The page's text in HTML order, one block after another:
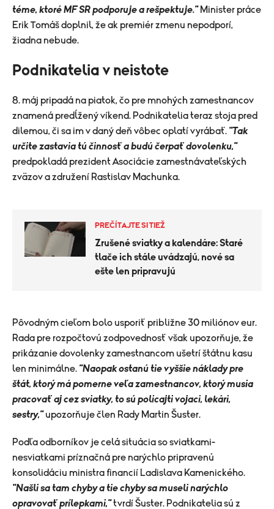
téme, ktoré MF SR podporuje a rešpektuje." Minister práce
Erik Tomáš doplnil, že ak premiér zmenu nepodporí,
žiadna nebude.
Podnikatelia v neistote
8. máj pripadá na piatok, čo pre mnohých zamestnancov
znamená predĺžený víkend. Podnikatelia teraz stoja pred
dilemou, či sa im v daný deň vôbec oplatí vyrábať. "Tak
určite zastavia tú činnosť a budú čerpať dovolenku,"
predpokladá prezident Asociácie zamestnávateľských
zväzov a združení Rastislav Machunka.
PREČÍTAJTE SI TIEŽ
Zrušené sviatky a kalendáre: Staré
tlače ich stále uvádzajú, nové sa
ešte len pripravujú
Pôvodným cieľom bolo usporiť približne 30 miliónov eur.
Rada pre rozpočtovú zodpovednosť však upozorňuje, že
prikázanie dovolenky zamestnancom ušetrí štátnu kasu
len minimálne. "Naopak ostanú tie vyššie náklady pre
štát, ktorý má pomerne veľa zamestnancov, ktorý musia
pracovať aj cez sviatky, to sú policajti vojaci, lekári,
sestry," upozorňuje člen Rady Martin Šuster.
Podľa odborníkov je celá situácia so sviatkami-
nesviatkami príznačná pre narýchlo pripravenú
konsolidáciu ministra financií Ladislava Kamenického.
"Našli sa tam chyby a tie chyby sa museli narýchlo
opravovať prílepkami,"tvrdí Šuster. Podnikatelia sú z